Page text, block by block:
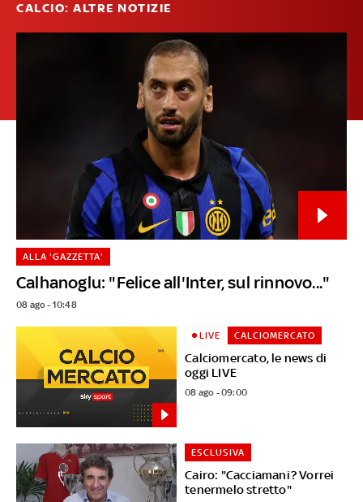
CALCIO: ALTRE NOTIZIE
Calhanoglu: "Felice all'Inter, sul rinnovo..."
ALLA 'GAZZETTA'
08 ago - 10:48
Calciomercato, le news di
oggi LIVE
LIVE CALCIOMERCATO
08 ago - 09:00
Cairo: "Cacciamani? Vorrei
tenermelo stretto"
ESCLUSIVA